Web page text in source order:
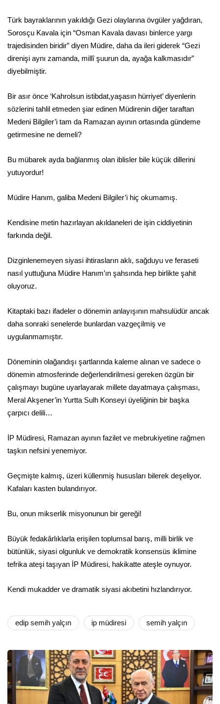
Türk bayraklarının yakıldığı Gezi olaylarına övgüler yağdıran,
Sorosçu Kavala için “Osman Kavala davası binlerce yargı
trajedisinden biridir” diyen Müdire, daha da ileri giderek “Gezi
direnişi aynı zamanda, millî şuurun da, ayağa kalkmasıdır”
diyebilmiştir.
Bir asır önce ‘Kahrolsun istibdat,yaşasın hürriyet’ diyenlerin
sözlerini tahlil etmeden şiar edinen Müdirenin diğer taraftan
Medeni Bilgiler’i tam da Ramazan ayının ortasında gündeme
getirmesine ne demeli?
Bu mübarek ayda bağlanmış olan iblisler bile küçük dillerini
yutuyordur!
Müdire Hanım, galiba Medeni Bilgiler’i hiç okumamış.
Kendisine metin hazırlayan akıldaneleri de işin ciddiyetinin
farkında değil.
Dizginlenemeyen siyasi ihtirasların aklı, sağduyu ve feraseti
nasıl yuttuğuna Müdire Hanım’ın şahsında hep birlikte şahit
oluyoruz.
Kitaptaki bazı ifadeler o dönemin anlayışının mahsulüdür ancak
daha sonraki senelerde bunlardan vazgeçilmiş ve
uygulanmamıştır.
Döneminin olağandışı şartlarında kaleme alınan ve sadece o
dönemin atmosferinde değerlendirilmesi gereken özgün bir
çalışmayı bugüne uyarlayarak millete dayatmaya çalışması,
Meral Akşener’in Yurtta Sulh Konseyi üyeliğinin bir başka
çarpıcı delili…
İP Müdiresi, Ramazan ayının fazilet ve mebrukiyetine rağmen
taşkın nefsini yenemiyor.
Geçmişte kalmış, üzeri küllenmiş hususları bilerek deşeliyor.
Kafaları kasten bulandırıyor.
Bu, onun mikserlik misyonunun bir gereği!
Büyük fedakârlıklarla erişilen toplumsal barış, milli birlik ve
bütünlük, siyasi olgunluk ve demokratik konsensüs iklimine
tefrika ateşi taşıyan İP Müdiresi, hakikatte ateşle oynuyor.
Kendi mukadder ve dramatik siyasi akıbetini hızlandırıyor.
edip semih yalçın ip müdiresi semih yalçın